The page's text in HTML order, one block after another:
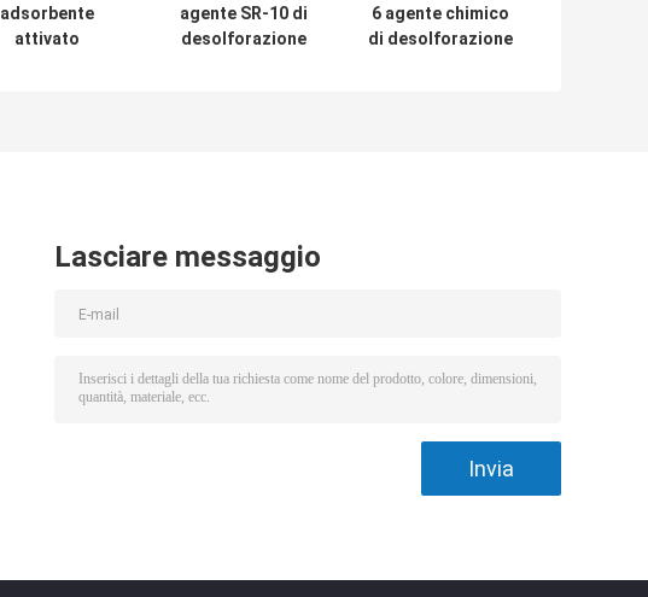
adsorbente
attivato
agente SR-10 di
desolforazione
6 agente chimico
di desolforazione
Lasciare messaggio